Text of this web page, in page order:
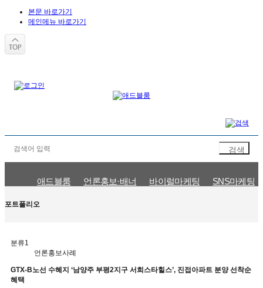
본문 바로가기
메인메뉴 바로가기
애드블룸 언론홍보·배너 바이럴마케팅 SNS마케팅
언론홍보사례
포트폴리오
분류1
언론홍보사례
GTX-B노선 수혜지 ‘남양주 부평2지구 서희스타힐스’, 진접아파트 분양 선착순
혜택